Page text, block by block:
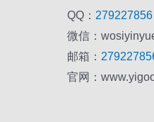
QQ： 279227856
微信：
邮箱：
官网：